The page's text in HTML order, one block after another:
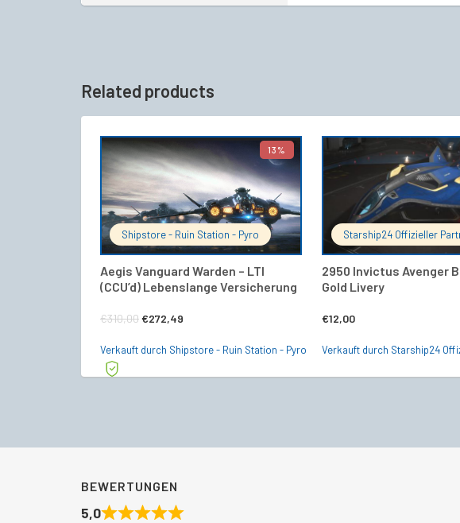
Related products
13%
Shipstore - Ruin Station - Pyro
Aegis Vanguard Warden – LTI
(CCU’d) Lebenslange Versicherung
€310,00Ursprünglicher
€272,49
IN DEN WARENKORB
Verkauft durch Shipstore - Ruin Station - Pyro
Starship24 Offizieller
2950 Invictus Avenger
Gold Livery
€12,00
IN
Verkauft durch Starship24
BEWERTUNGEN
5,0